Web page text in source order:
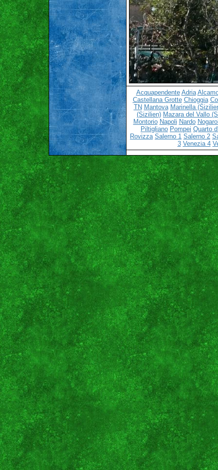
Acquapendente Adria
Castellana Grotte Chioggia
TN Mantova Marinella
(Sizilien) Mazara del Vallo
Montorio Napoli Nardo
Piltigliano Pompei Quarto
Rovizza Salerno 1 Salerno 2
3 Venezia 4